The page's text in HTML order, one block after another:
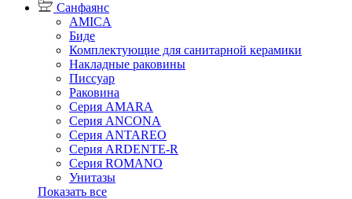
Санфаянс
AMICA
Биде
Комплектующие для санитарной керамики
Накладные раковины
Писсуар
Раковина
Серия AMARA
Серия ANCONA
Серия ANTAREO
Серия ARDENTE-R
Серия ROMANO
Унитазы
Показать все